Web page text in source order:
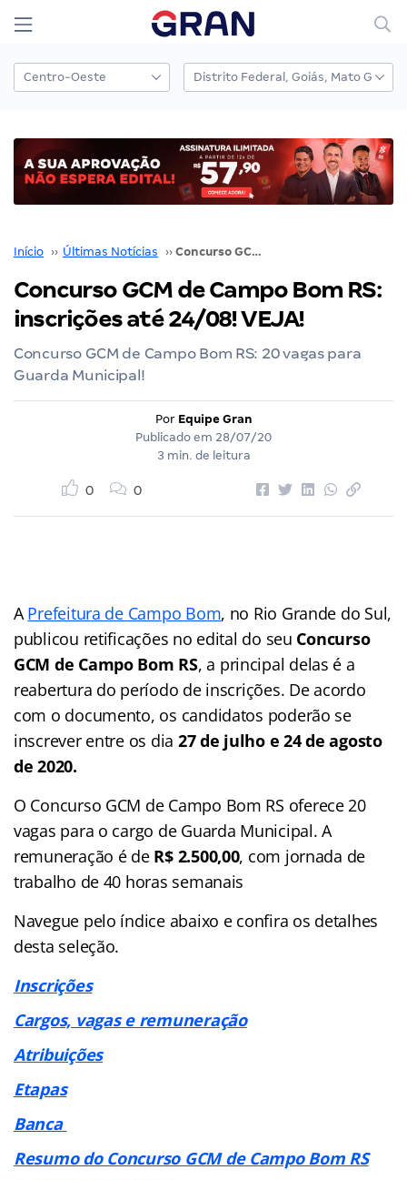
Início ›› Últimas Notícias ›› Concurso GCM de Campo Bom RS: inscrições até 24/08! VEJA!
Concurso GCM de Campo Bom RS:
inscrições até 24/08! VEJA!
Concurso GCM de Campo Bom RS: 20 vagas para
Guarda Municipal!
Por Equipe Gran
Publicado em 28/07/20
3 min. de leitura
0 0
APrefeitura de Campo Bom, no Rio Grande do Sul,
publicou retificações no edital do seu Concurso
GCM de Campo Bom RS, a principal delas é a
reabertura do período de inscrições. De acordo
com o documento, os candidatos poderão se
inscrever entre os dia 27 de julho e 24 de agosto
de 2020.
O Concurso GCM de Campo Bom RS oferece 20
vagas para o cargo de Guarda Municipal. A
remuneração é de R$ 2.500,00, com jornada de
trabalho de 40 horas semanais
Navegue pelo índice abaixo e confira os detalhes
desta seleção.
Inscrições
Cargos, vagas e remuneração
Atribuições
Etapas
Banca
Resumo do Concurso GCM de Campo Bom RS